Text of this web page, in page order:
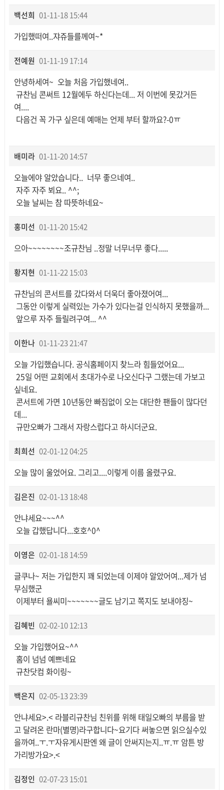
백선희 01-11-18 15:44
가입했떠여..쟈쥬들를께여~*
전예원 01-11-19 17:14
안녕하세여~ 오늘 처음 가입했네여..
규찬님 콘써트 12월에두 하신다는데... 저 이번에 못갔거든
여....
다음건 꼭 가구 싶은데 예매는 언제 부터 할까요?-0ㅠ
배미라 01-11-20 14:57
오늘에야 알았습니다.. 너무 좋으네여..
자주 자주 뵈요.. ^^;
오늘 날씨는 참 따뜻하네요~
홍미선 01-11-20 15:42
으아~~~~~~~~조규찬님 ..정말 너무너무 좋다.....
황지현 01-11-22 15:03
규찬님의 콘서트를 갔다와서 더욱더 좋아졌어여...
그동안 이렇게 실력있는 가수가 있다는걸 인식하지 못했을까...
앞으루 자주 들릴려구여... ^^
이한나 01-11-23 21:47
오늘 가입했습니다. 공식홈페이지 찾느라 힘들었어요...
25일 어떤 교회에서 초대가수로 나오신다구 그랬는데 가보고
싶네요.
콘서트에 가면 10년동안 빠짐없이 오는 대단한 팬들이 많다던
데...
규만오빠가 그래서 자랑스럽다고 하시더군요.
최희선 02-01-12 04:25
오늘 많이 울었어요. 그리고....이렇게 이름 올렸구요.
김은진 02-01-13 18:48
안냐세요~~~^^
오늘 갑했답니다...호호^0^
이영은 02-01-18 14:59
글쿠나~ 저는 가입한지 꽤 되었는데 이제야 알았어여...제가 넘
무심했군
이제부터 욜씨미~~~~~~~글도 남기고 쪽지도 보내야징~
김혜빈 02-02-10 12:13
오늘 가입했어요~^^
홈이 넘넘 예쁘네요
규찬닷컴 화이링~
백은지 02-05-13 23:39
안냐세요>.< 라블리규찬님 친위를 위해 태일오빠의 부름을 받
고 달려온 란마(별명)라구합니다~요기다 써놓으면 읽으실수있
을까여..ㅜ.ㅜ자유게시판엔 왜 글이 안써지는지..ㅠ.ㅠ 암튼 방
가리방가요>.<
김정인 02-07-23 15:01